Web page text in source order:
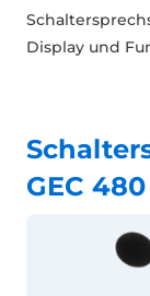
Display und
GEC 480